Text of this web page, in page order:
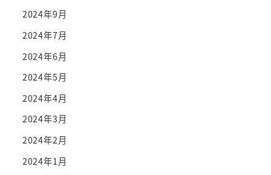
2024年9月
2024年7月
2024年6月
2024年5月
2024年4月
2024年3月
2024年2月
2024年1月